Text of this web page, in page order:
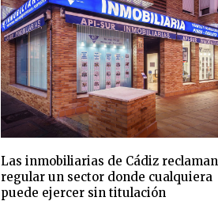
Las inmobiliarias de Cádiz reclaman
regular un sector donde cualquiera
puede ejercer sin titulación